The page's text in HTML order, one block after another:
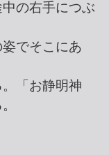
の右手につぶ
でそこにあ
「お静明神